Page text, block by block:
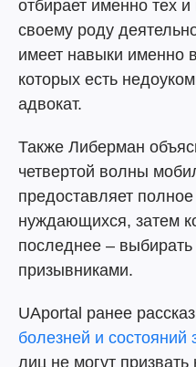
отбирает именно тех
своему роду
имеет навыки именно
которых есть
адвокат.
Также Либерман
четвертой волны
предоставляет
нуждающихся, затем
последнее –
призывниками.
UAportal ранее
болезней и состояний
лиц не могут